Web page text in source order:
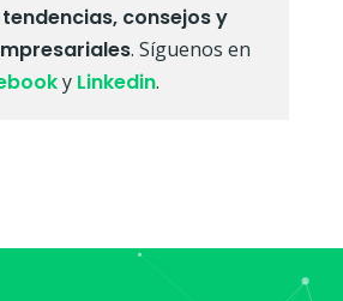
consejos y
. Síguenos en
y Linkedin.